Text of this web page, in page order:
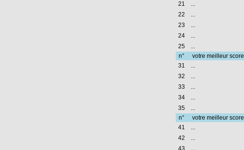
21
...
22
...
23
...
24
...
25
...
n°
votre meilleur score
31
...
32
...
33
...
34
...
35
...
n°
votre meilleur score
41
...
42
...
43
...